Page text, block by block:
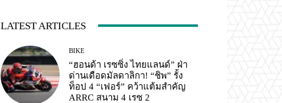
LATEST ARTICLES
BIKE
“ฮอนด้า เรซซิ่ง ไทยแลนด์” ฝ่า
ด่านเดือดมัลดาลิกา! “ชิพ” รั้ง
ท็อป 4 “เฟอร์” คว้าแต้มสำคัญ
ARRC สนาม 4 เรซ 2